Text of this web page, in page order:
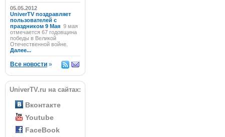
05.05.2012
UniverTV поздравляет
пользователей с
праздником 9 Мая 9 мая
отмечается 67 годовщина
победы в Великой
Отечественной войне.
Далее...
Все новости »
UniverTV.ru на сайтах:
Вконтакте
Youtube
FaceBook